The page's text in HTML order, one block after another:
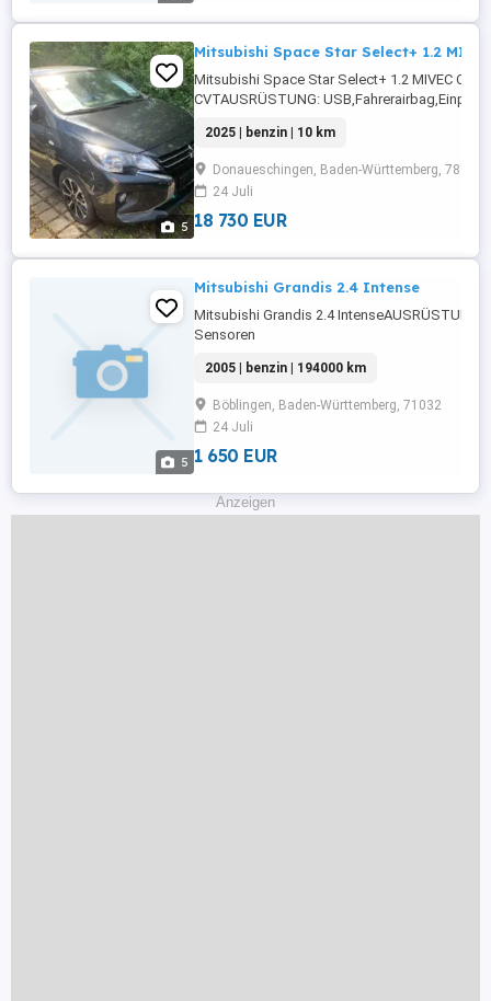
5
Mitsubishi Space Star Select+ 1.2
Mitsubishi Space Star Select+ 1.2 MIVEC
CVTAUSRÜSTUNG:
Radio,Elektrische
2025 | benzin | 10 km
Donaueschingen, Baden-Württemberg, 78166
24 Juli
18 730 EUR
5
Mitsubishi Grandis 2.4 Intense
Mitsubishi Grandis 2.4 IntenseAUSRÜSTUNG:
Sensoren
...
2005 | benzin | 194000 km
Böblingen, Baden-Württemberg, 71032
24 Juli
1 650 EUR
Anzeigen